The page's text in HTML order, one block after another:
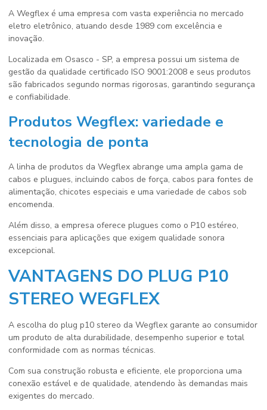
A Wegflex é uma empresa com vasta experiência no mercado
eletro eletrônico, atuando desde 1989 com excelência e
inovação.
Localizada em Osasco - SP, a empresa possui um sistema de
gestão da qualidade certificado ISO 9001:2008 e seus produtos
são fabricados segundo normas rigorosas, garantindo segurança
e confiabilidade.
Produtos Wegflex: variedade e
tecnologia de ponta
A linha de produtos da Wegflex abrange uma ampla gama de
cabos e plugues, incluindo cabos de força, cabos para fontes de
alimentação, chicotes especiais e uma variedade de cabos sob
encomenda.
Além disso, a empresa oferece plugues como o P10 estéreo,
essenciais para aplicações que exigem qualidade sonora
excepcional.
VANTAGENS DO PLUG P10
STEREO WEGFLEX
A escolha do plug p10 stereo da Wegflex garante ao consumidor
um produto de alta durabilidade, desempenho superior e total
conformidade com as normas técnicas.
Com sua construção robusta e eficiente, ele proporciona uma
conexão estável e de qualidade, atendendo às demandas mais
exigentes do mercado.